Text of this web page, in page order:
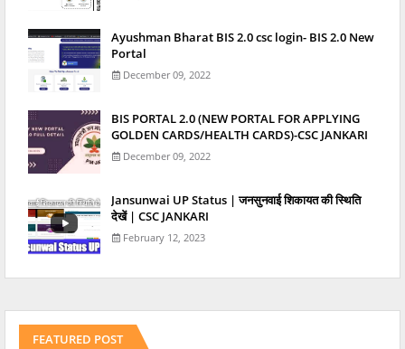
Ayushman Bharat BIS 2.0 csc login- BIS 2.0 New
Portal
December 09, 2022
BIS PORTAL 2.0 (NEW PORTAL FOR APPLYING
GOLDEN CARDS/HEALTH CARDS)-CSC JANKARI
December 09, 2022
Jansunwai UP Status | जनसुनवाई शिकायत की स्थिति
देखें | CSC JANKARI
February 12, 2023
FEATURED POST